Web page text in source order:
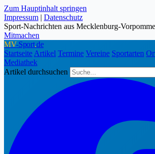
Zum Hauptinhalt springen
Impressum | Datenschutz
Sport-Nachrichten aus Mecklenburg-
Mitmachen
MV-Sport.de
Startseite Artikel Termine Vereine Sportarten
Mediathek
Artikel durchsuchen